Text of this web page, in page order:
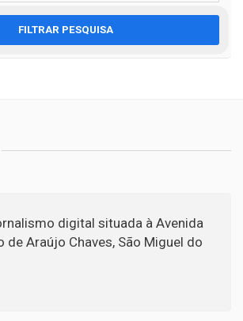
FILTRAR PESQUISA
digital situada à Avenida
de Araújo Chaves, São Miguel do